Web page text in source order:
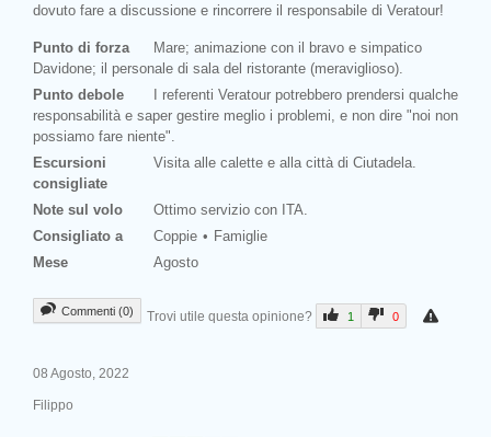
dovuto fare a discussione e rincorrere il responsabile di Veratour!
Punto di forza
Mare; animazione con il bravo e simpatico
Davidone; il personale di sala del ristorante (meraviglioso).
Punto debole
I referenti Veratour potrebbero prendersi qualche
responsabilità e saper gestire meglio i problemi, e non dire "noi non
possiamo fare niente".
Escursioni
consigliate
Visita alle calette e alla città di Ciutadela.
Note sul volo
Ottimo servizio con ITA.
Consigliato a
Coppie
Famiglie
Mese
Agosto
Commenti (0) Trovi utile questa opinione? 1 0
08 Agosto, 2022
Filippo